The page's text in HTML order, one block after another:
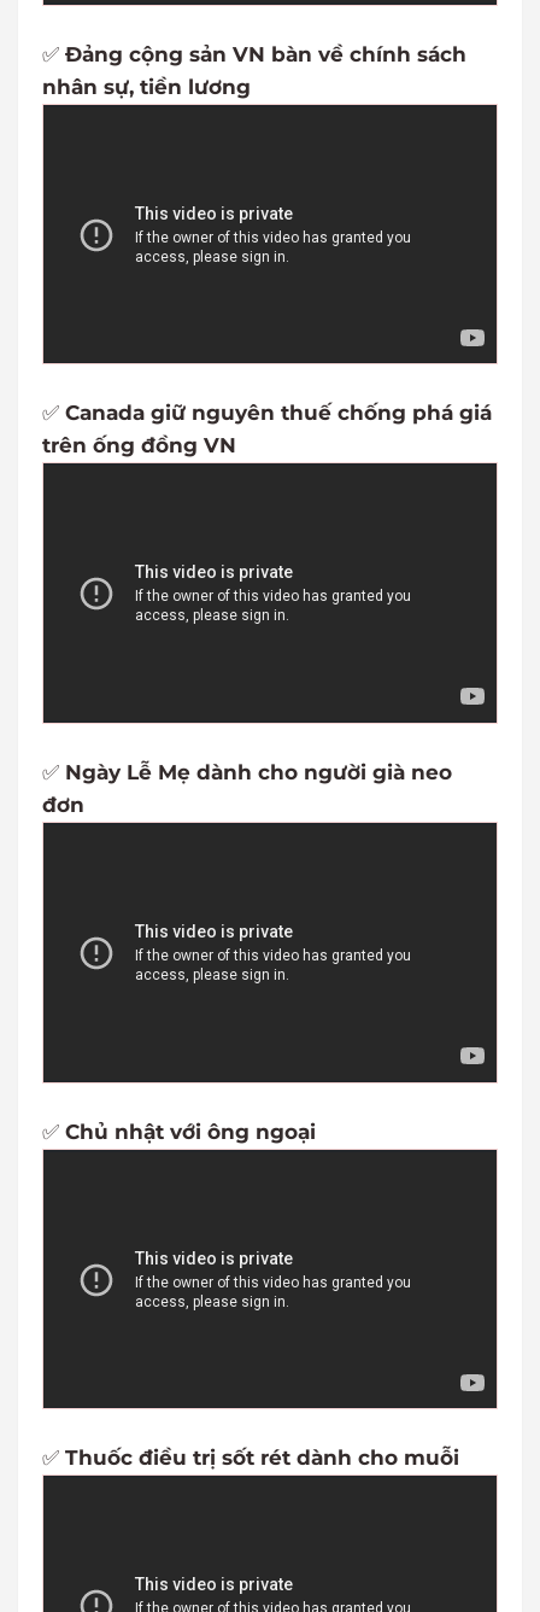
✅ Đảng cộng sản VN bàn về chính sách
nhân sự, tiền lương
✅ Canada giữ nguyên thuế chống phá giá
trên ống đồng VN
✅ Ngày Lễ Mẹ dành cho người già neo
đơn
✅ Chủ nhật với ông ngoại
✅ Thuốc điều trị sốt rét dành cho muỗi